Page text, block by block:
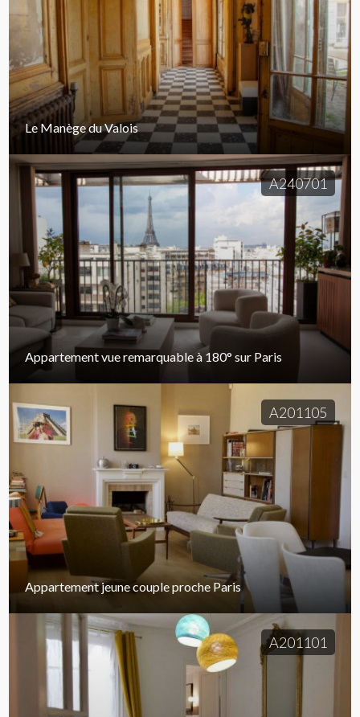
Le Manège du Valois
A240701
Appartement vue remarquable à 180° sur Paris
A201105
Appartement jeune couple proche Paris
A201101